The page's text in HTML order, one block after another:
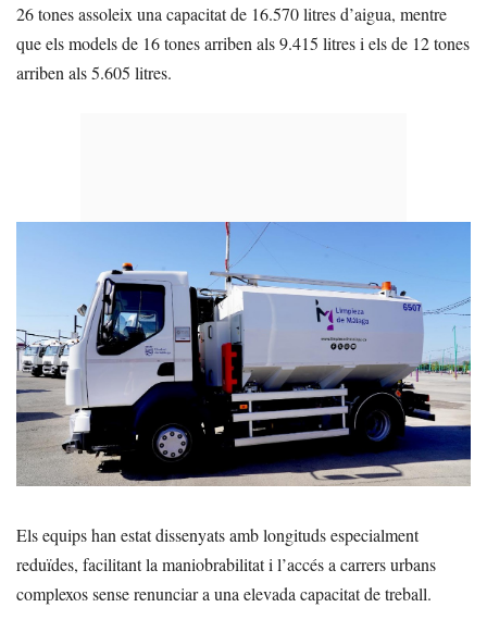
26 tones assoleix una capacitat de 16.570 litres d’aigua, mentre
que els models de 16 tones arriben als 9.415 litres i els de 12 tones
arriben als 5.605 litres.
Els equips han estat dissenyats amb longituds especialment
reduïdes, facilitant la maniobrabilitat i l’accés a carrers urbans
complexos sense renunciar a una elevada capacitat de treball.